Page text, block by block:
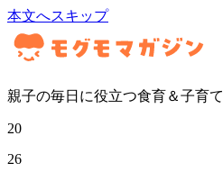
本文へスキップ
親子の毎日に役立つ食育＆子育
20
26